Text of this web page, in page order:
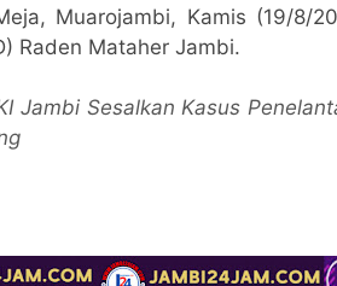
Muarojambi, Kamis (19/8/
Raden Mataher Jambi.
Jambi Sesalkan Kasus